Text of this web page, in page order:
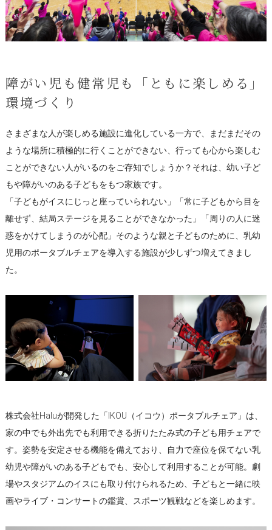
障がい児も健常児も「ともに楽しめる」
環境づくり
さまざまな人が楽しめる施設に進化している一方で、まだまだその
ような場所に積極的に行くことができない、行っても心から楽しむ
ことができない人がいるのをご存知でしょうか？それは、幼い子ど
もや障がいのある子どもをもつ家族です。
「子どもがイスにじっと座っていられない」「常に子どもから目を
離せず、結局ステージを見ることができなかった」「周りの人に迷
惑をかけてしまうのが心配」そのような親と子どものために、乳幼
児用のポータブルチェアを導入する施設が少しずつ増えてきまし
た。
株式会社Haluが開発した「IKOU（イコウ）ポータブルチェア」は、
家の中でも外出先でも利用できる折りたたみ式の子ども用チェアで
す。姿勢を安定させる機能を備えており、自力で座位を保てない乳
幼児や障がいのある子どもでも、安心して利用することが可能。劇
場やスタジアムのイスにも取り付けられるため、子どもと一緒に映
画やライブ・コンサートの鑑賞、スポーツ観戦などを楽しめます。